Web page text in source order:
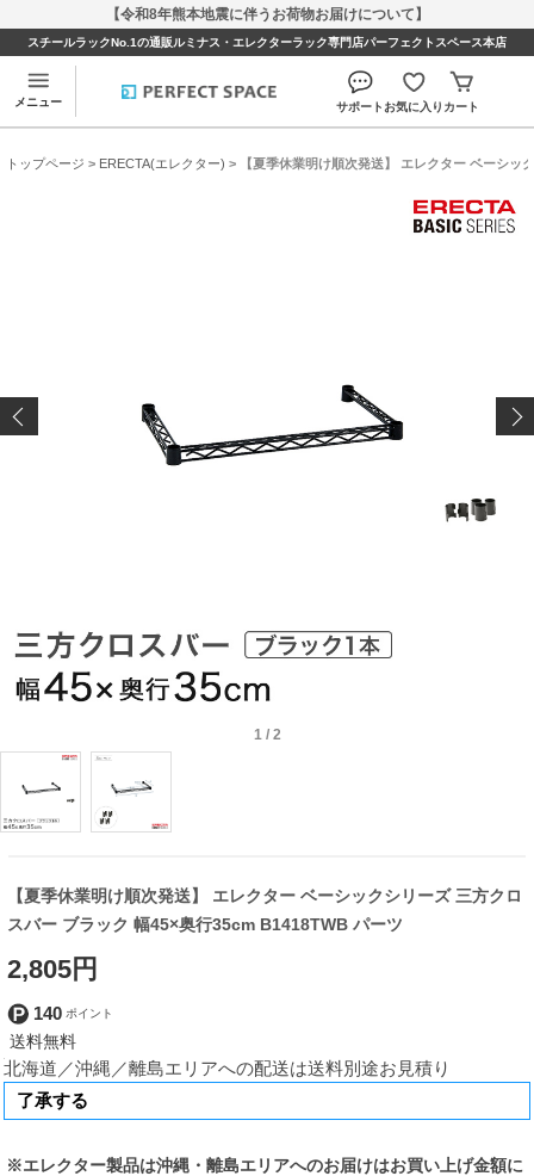
【令和8年熊本地震に伴うお荷物お届けについて】
スチールラックNo.1の通販ルミナス・エレクターラック専門店パーフェクトスペース本店
メニュー サポートお気に入り カート
トップページ > ERECTA(エレクター) > 【夏季休業明け順次発送】 エレクター ベーシッ
1/ 2
【夏季休業明け順次発送】 エレクター ベーシックシリーズ 三方クロ
スバー ブラック 幅45×奥行35cm B1418TWB パーツ
2,805円
140
北海道／沖縄／離島エリアへの配送は送料別途お見積り
※エレクター製品は沖縄・離島エリアへのお届けはお買い上げ金額に